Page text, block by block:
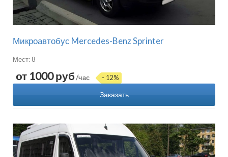
Микроавтобус Mercedes-Benz Sprinter
Мест: 8
от 1000 руб/час - 12%
Заказать